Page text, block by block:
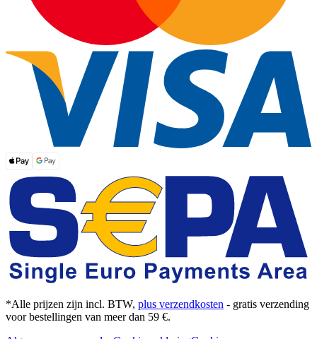
*Alle prijzen zijn incl. BTW, plus verzendkosten - gratis verzending
voor bestellingen van meer dan 59 €.